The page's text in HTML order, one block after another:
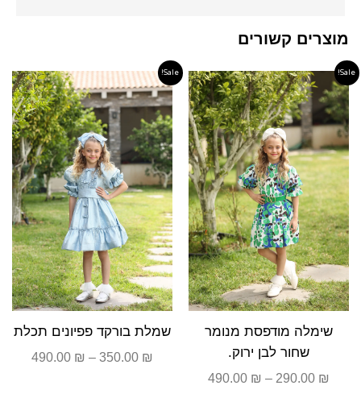
מוצרים קשורים
Sale!
שימלה מודפסת מנומר
שחור לבן ירוק.
290.00 ₪
–
490.00 ₪
טווח
מחירים:
עד
Sale!
שמלת בורקד פפיונים תכלת
350.00 ₪
–
490.00 ₪
טווח
עד